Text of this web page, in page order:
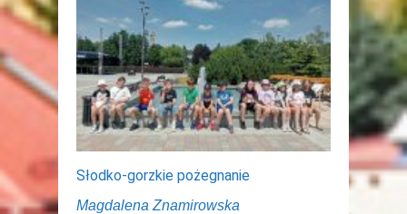
Słodko-gorzkie pożegnanie
Magdalena Znamirowska